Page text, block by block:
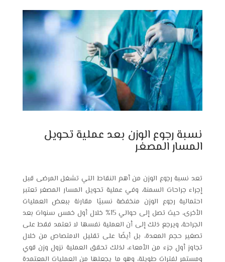
نسبة رجوع الوزن بعد عملية تحويل
المسار المصغر
تعد نسبة رجوع الوزن من أهم النقاط التي تشغل المرضى قبل
إجراء جراحات السمنة، وفي عملية تحويل المسار المصغر تعتبر
احتمالية رجوع الوزن منخفضة نسبيًا مقارنة ببعض العمليات
الأخرى، حيث تصل إلى حوالي 15% خلال أول خمس سنوات بعد
الجراحة، ويرجع ذلك إلى أن العملية نفسها لا تعتمد فقط على
تصغير حجم المعدة، بل أيضًا على تقليل الامتصاص من خلال
تجاوز أول جزء من الأمعاء، لذلك تحقق العملية نزول وزن قوي
ومستمر لفترات طويلة، وهو ما يجعلها من العمليات المعتمدة